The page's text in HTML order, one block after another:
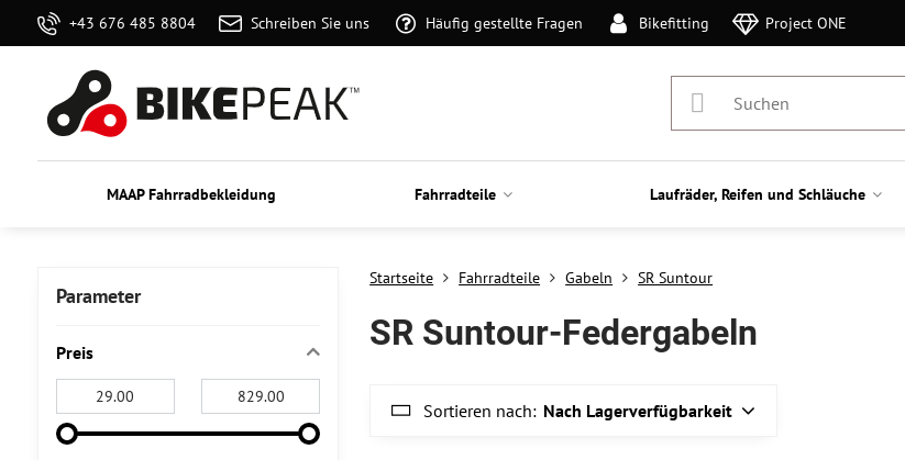
+43 676 485 8804 Schreiben Sie uns Häufig gestellte Fragen Bikefitting Project ONE
MAAP Fahrradbekleidung Fahrradteile Laufräder, Reifen und Schläuche
Startseite Fahrradteile Gabeln SR Suntour
SR Suntour-Federgabeln
Sortieren nach: Nach Lagerverfügbarkeit
Parameter
Preis